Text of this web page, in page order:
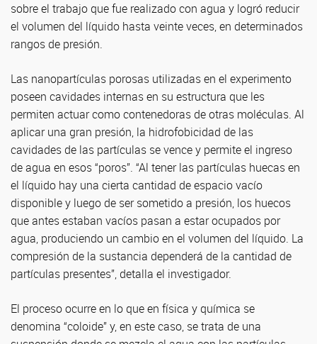
sobre el trabajo que fue realizado con agua y logró reducir
el volumen del líquido hasta veinte veces, en determinados
rangos de presión.
Las nanopartículas porosas utilizadas en el experimento
poseen cavidades internas en su estructura que les
permiten actuar como contenedoras de otras moléculas. Al
aplicar una gran presión, la hidrofobicidad de las
cavidades de las partículas se vence y permite el ingreso
de agua en esos “poros”. “Al tener las partículas huecas en
el líquido hay una cierta cantidad de espacio vacío
disponible y luego de ser sometido a presión, los huecos
que antes estaban vacíos pasan a estar ocupados por
agua, produciendo un cambio en el volumen del líquido. La
compresión de la sustancia dependerá de la cantidad de
partículas presentes”, detalla el investigador.
El proceso ocurre en lo que en física y química se
denomina “coloide” y, en este caso, se trata de una